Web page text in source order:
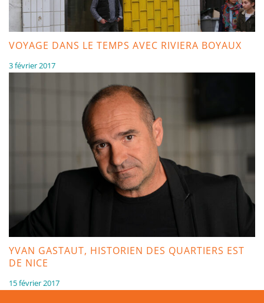
VOYAGE DANS LE TEMPS AVEC RIVIERA BOYAUX
3 février 2017
YVAN GASTAUT, HISTORIEN DES QUARTIERS EST
DE NICE
15 février 2017